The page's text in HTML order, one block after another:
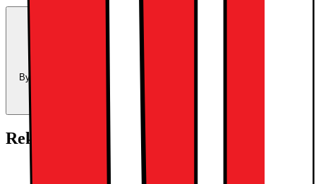
Trade-in:
Uppgradera för mindre
Byt in din enhet och använd dess värde som delbetalning mot en ny
Beräkna ditt inbytesvärde
Rekommenderade tillbehör: